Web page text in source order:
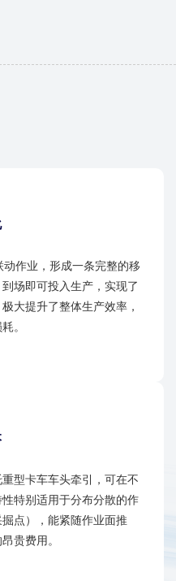
作业，形成一条完整的移
场即可投入生产，实现了
大提升了整体生产效率，
。
型卡车车头牵引，可在不
特别适用于分布分散的作
点），能紧随作业面推
贵费用。